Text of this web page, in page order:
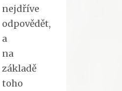
nejdříve
odpovědět,
a
na
základě
toho